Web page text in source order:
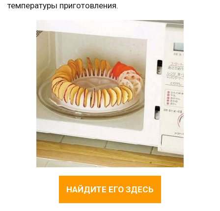
температуры приготовления.
НАЙДИТЕ ЕГО ЗДЕСЬ